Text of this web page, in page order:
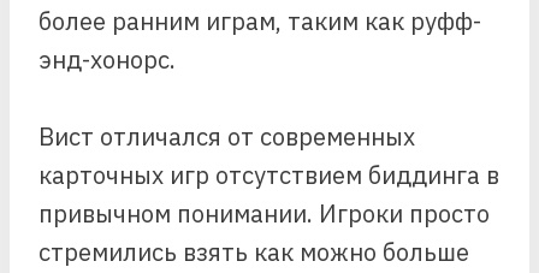
более ранним играм, таким как руфф-
энд-хонорс.
Вист отличался от современных
карточных игр отсутствием биддинга в
привычном понимании. Игроки просто
стремились взять как можно больше